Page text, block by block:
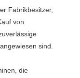
Fabrikbesitzer,
von
sind.
die